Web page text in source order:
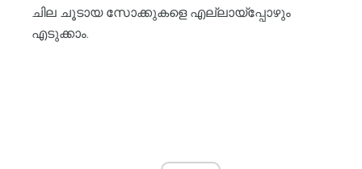
ചില ചൂടായ സോക്കുകളെ എല്ലായ്പ്പോഴും
എടുക്കാം.